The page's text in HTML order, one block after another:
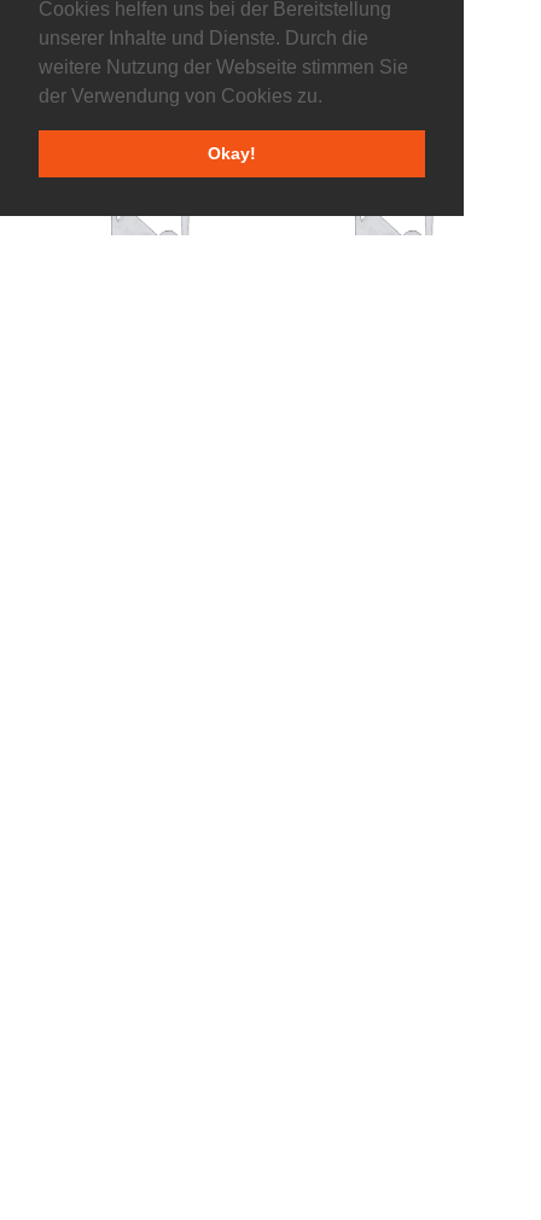
Cookies helfen uns bei der Bereitstellung
unserer Inhalte und Dienste. Durch die
weitere Nutzung der Webseite stimmen Sie
der Verwendung von Cookies zu.
Okay!